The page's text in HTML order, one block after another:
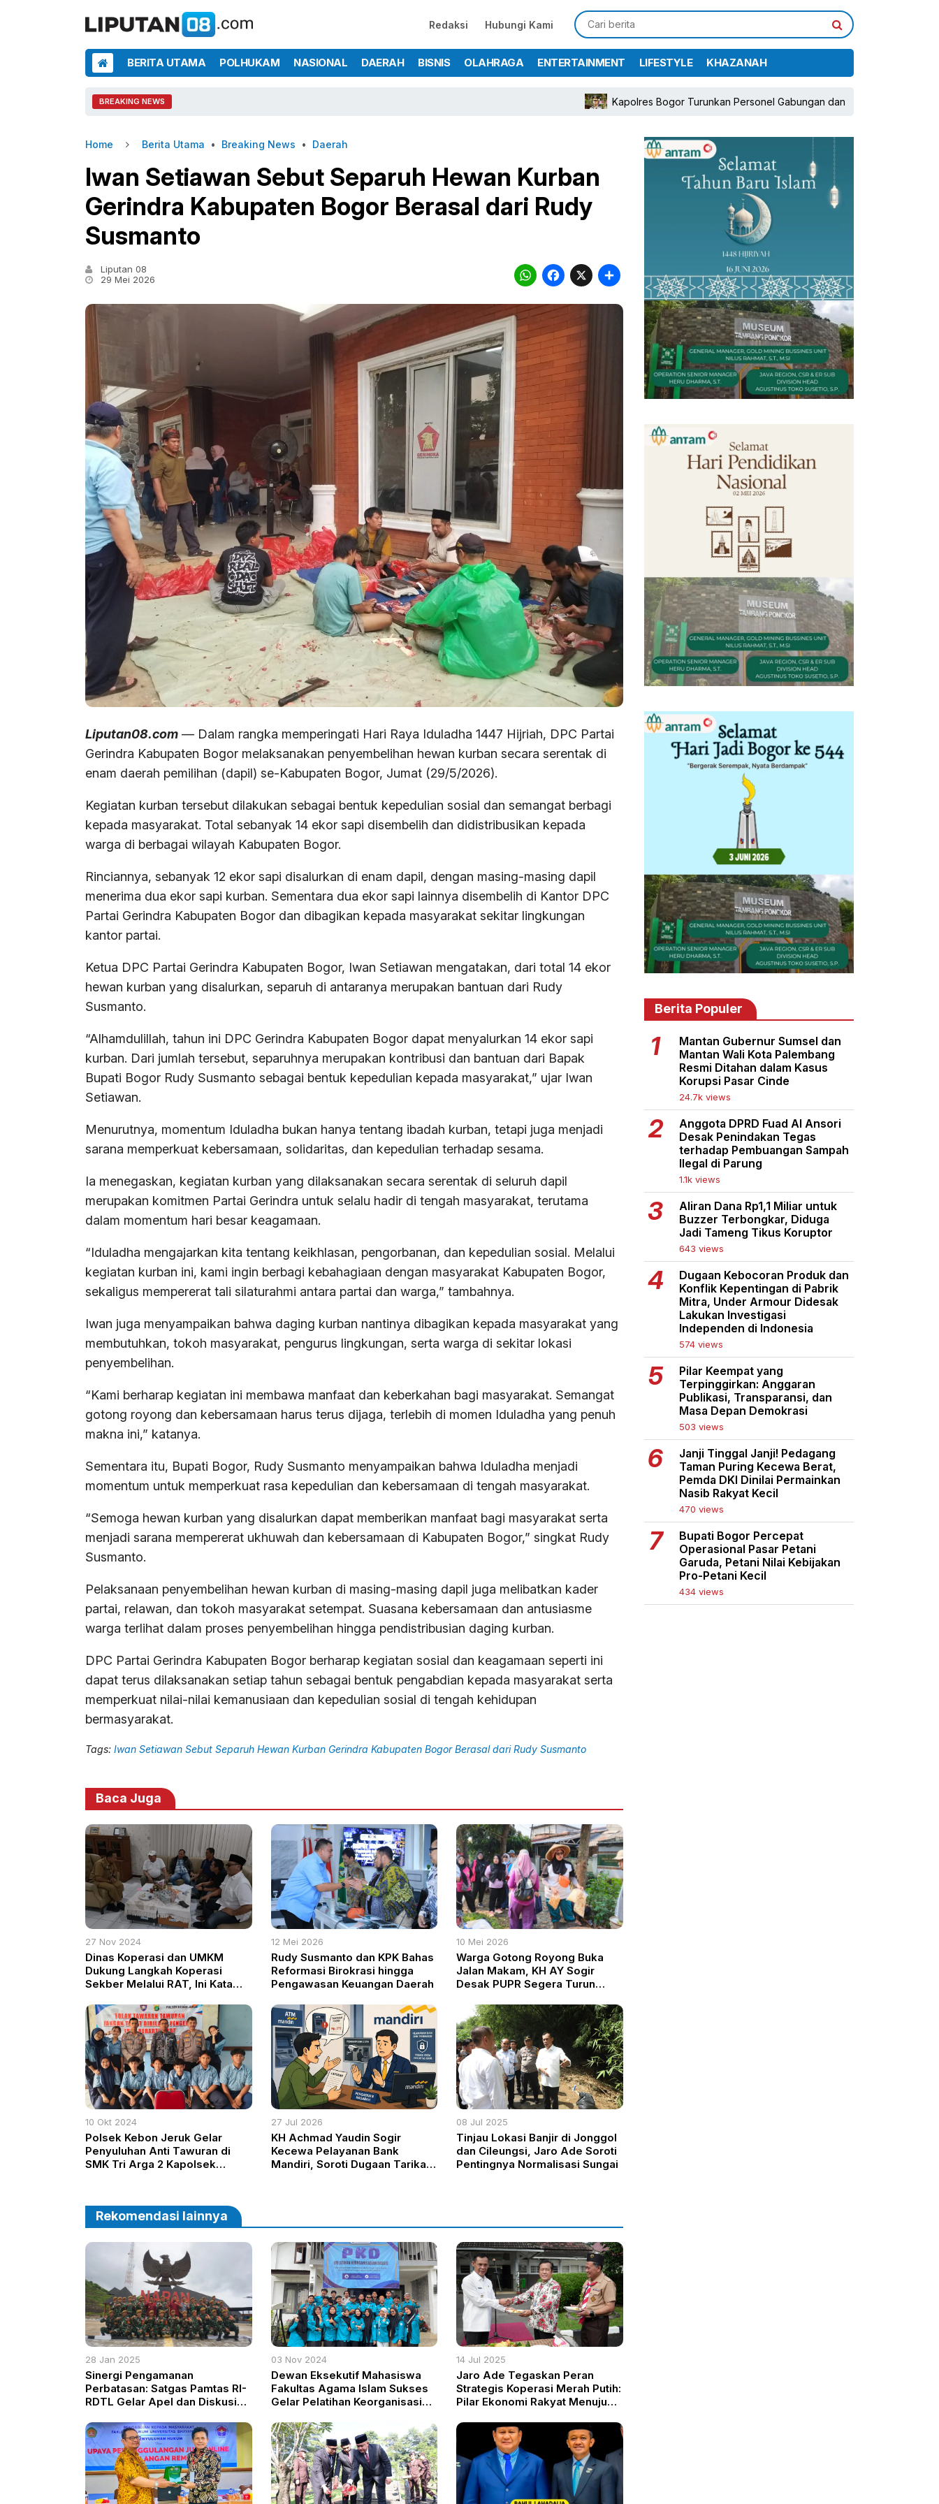
Redaksi Hubungi Kami
BERITA UTAMA POLHUKAM NASIONAL DAERAH BISNIS OLAHRAGA ENTERTAINMENT LIFESTYLE KHAZANAH
BREAKING NEWS Kapolres Bogor Turunkan Personel Gabungan dan Brimob, Prioritaskan
Home Berita Utama • Breaking News • Daerah
Iwan Setiawan Sebut Separuh Hewan Kurban
Gerindra Kabupaten Bogor Berasal dari Rudy
Susmanto
Liputan 08
29 Mei 2026
WhatsApp
Facebook
X Share
Liputan08.com — Dalam rangka memperingati Hari Raya Iduladha 1447 Hijriah, DPC Partai
Gerindra Kabupaten Bogor melaksanakan penyembelihan hewan kurban secara serentak di
enam daerah pemilihan (dapil) se-Kabupaten Bogor, Jumat (29/5/2026).
Kegiatan kurban tersebut dilakukan sebagai bentuk kepedulian sosial dan semangat berbagi
kepada masyarakat. Total sebanyak 14 ekor sapi disembelih dan didistribusikan kepada
warga di berbagai wilayah Kabupaten Bogor.
Rinciannya, sebanyak 12 ekor sapi disalurkan di enam dapil, dengan masing-masing dapil
menerima dua ekor sapi kurban. Sementara dua ekor sapi lainnya disembelih di Kantor DPC
Partai Gerindra Kabupaten Bogor dan dibagikan kepada masyarakat sekitar lingkungan
kantor partai.
Ketua DPC Partai Gerindra Kabupaten Bogor, Iwan Setiawan mengatakan, dari total 14 ekor
hewan kurban yang disalurkan, separuh di antaranya merupakan bantuan dari Rudy
Susmanto.
“Alhamdulillah, tahun ini DPC Gerindra Kabupaten Bogor dapat menyalurkan 14 ekor sapi
kurban. Dari jumlah tersebut, separuhnya merupakan kontribusi dan bantuan dari Bapak
Bupati Bogor Rudy Susmanto sebagai bentuk kepedulian kepada masyarakat,” ujar Iwan
Setiawan.
Menurutnya, momentum Iduladha bukan hanya tentang ibadah kurban, tetapi juga menjadi
sarana memperkuat kebersamaan, solidaritas, dan kepedulian terhadap sesama.
Ia menegaskan, kegiatan kurban yang dilaksanakan secara serentak di seluruh dapil
merupakan komitmen Partai Gerindra untuk selalu hadir di tengah masyarakat, terutama
dalam momentum hari besar keagamaan.
“Iduladha mengajarkan kita tentang keikhlasan, pengorbanan, dan kepedulian sosial. Melalui
kegiatan kurban ini, kami ingin berbagi kebahagiaan dengan masyarakat Kabupaten Bogor,
sekaligus mempererat tali silaturahmi antara partai dan warga,” tambahnya.
Iwan juga menyampaikan bahwa daging kurban nantinya dibagikan kepada masyarakat yang
membutuhkan, tokoh masyarakat, pengurus lingkungan, serta warga di sekitar lokasi
penyembelihan.
“Kami berharap kegiatan ini membawa manfaat dan keberkahan bagi masyarakat. Semangat
gotong royong dan kebersamaan harus terus dijaga, terlebih di momen Iduladha yang penuh
makna ini,” katanya.
Sementara itu, Bupati Bogor, Rudy Susmanto menyampaikan bahwa Iduladha menjadi
momentum untuk memperkuat rasa kepedulian dan kebersamaan di tengah masyarakat.
“Semoga hewan kurban yang disalurkan dapat memberikan manfaat bagi masyarakat serta
menjadi sarana mempererat ukhuwah dan kebersamaan di Kabupaten Bogor,” singkat Rudy
Susmanto.
Pelaksanaan penyembelihan hewan kurban di masing-masing dapil juga melibatkan kader
partai, relawan, dan tokoh masyarakat setempat. Suasana kebersamaan dan antusiasme
warga terlihat dalam proses penyembelihan hingga pendistribusian daging kurban.
DPC Partai Gerindra Kabupaten Bogor berharap kegiatan sosial dan keagamaan seperti ini
dapat terus dilaksanakan setiap tahun sebagai bentuk pengabdian kepada masyarakat serta
memperkuat nilai-nilai kemanusiaan dan kepedulian sosial di tengah kehidupan
bermasyarakat.
Tags: Iwan Setiawan Sebut Separuh Hewan Kurban Gerindra Kabupaten Bogor Berasal dari Rudy Susmanto
Baca Juga
27 Nov 2024
Dinas Koperasi dan UMKM
Dukung Langkah Koperasi
Sekber Melalui RAT, Ini Kata
12 Mei 2026
Rudy Susmanto dan KPK Bahas
Reformasi Birokrasi hingga
Pengawasan Keuangan Daerah
10 Mei 2026
Warga Gotong Royong Buka
Jalan Makam, KH AY Sogir
Desak PUPR Segera Turun
10 Okt 2024
Polsek Kebon Jeruk Gelar
Penyuluhan Anti Tawuran di
SMK Tri Arga 2 Kapolsek
27 Jul 2026
KH Achmad Yaudin Sogir
Kecewa Pelayanan Bank
Mandiri, Soroti Dugaan Tarikan
08 Jul 2025
Tinjau Lokasi Banjir di Jonggol
dan Cileungsi, Jaro Ade Soroti
Pentingnya Normalisasi Sungai
Rekomendasi lainnya
28 Jan 2025
Sinergi Pengamanan
Perbatasan: Satgas Pamtas RI-
RDTL Gelar Apel dan Diskusi
03 Nov 2024
Dewan Eksekutif Mahasiswa
Fakultas Agama Islam Sukses
Gelar Pelatihan Keorganisasian
Berkompeten dan Berkualitas
14 Jul 2025
Jaro Ade Tegaskan Peran
Strategis Koperasi Merah Putih:
Pilar Ekonomi Rakyat Menuju
Berita Populer
Mantan Gubernur Sumsel dan
Mantan Wali Kota Palembang
Resmi Ditahan dalam Kasus
Korupsi Pasar Cinde
24.7k views
Anggota DPRD Fuad Al Ansori
Desak Penindakan Tegas
terhadap Pembuangan Sampah
Ilegal di Parung
1.1k views
Aliran Dana Rp1,1 Miliar untuk
Buzzer Terbongkar, Diduga
Jadi Tameng Tikus Koruptor
643 views
Dugaan Kebocoran Produk dan
Konflik Kepentingan di Pabrik
Mitra, Under Armour Didesak
Lakukan Investigasi
Independen di Indonesia
574 views
Pilar Keempat yang
Terpinggirkan: Anggaran
Publikasi, Transparansi, dan
Masa Depan Demokrasi
503 views
Janji Tinggal Janji! Pedagang
Taman Puring Kecewa Berat,
Pemda DKI Dinilai Permainkan
Nasib Rakyat Kecil
470 views
Bupati Bogor Percepat
Operasional Pasar Petani
Garuda, Petani Nilai Kebijakan
Pro-Petani Kecil
434 views